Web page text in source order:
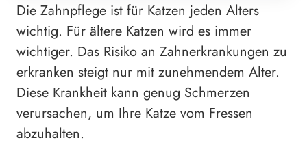
Die Zahnpflege ist für Katzen jeden Alters
wichtig. Für ältere Katzen wird es immer
wichtiger. Das Risiko an Zahnerkrankungen zu
erkranken steigt nur mit zunehmendem Alter.
Diese Krankheit kann genug Schmerzen
verursachen, um Ihre Katze vom Fressen
abzuhalten.